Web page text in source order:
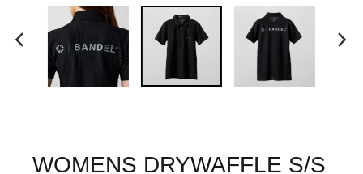
WOMENS DRYWAFFLE S/S